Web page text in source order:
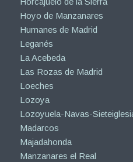
Hoyo de Manzanares
Humanes de Madrid
Leganés
La Acebeda
Las Rozas de Madrid
Loeches
Lozoya
Lozoyuela-Navas-
Madarcos
Majadahonda
Manzanares el Real